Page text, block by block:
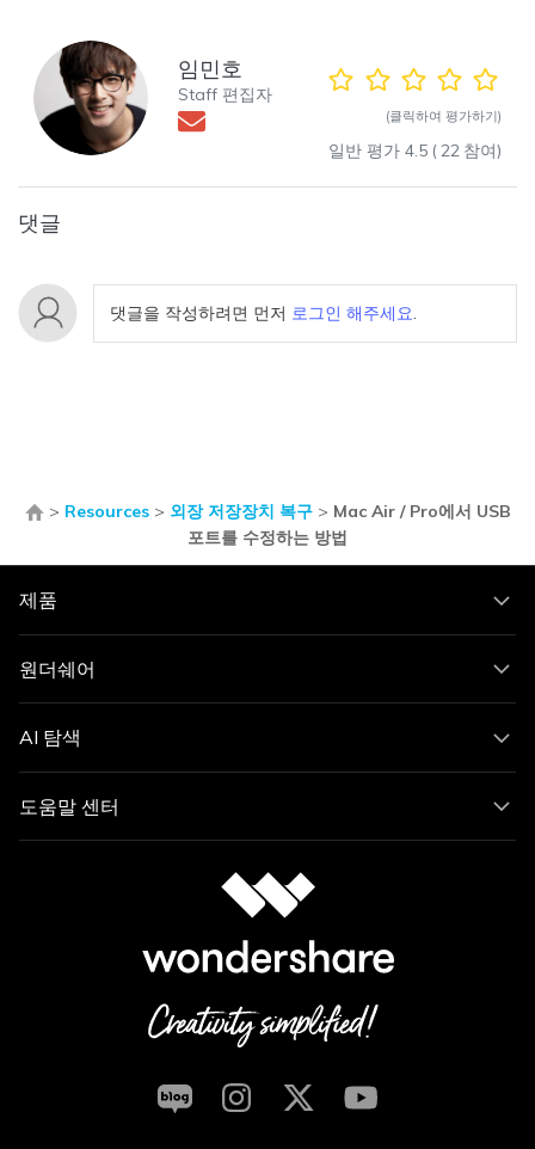
임민호
Staff 편집자
(클릭하여 평가하기)
일반 평가 4.5 (22 참여)
댓글
댓글을 작성하려면 먼저 로그인 해주세요.
> Resources> 외장 저장장치 복구> Mac Air / Pro에서 USB
포트를 수정하는 방법
제품
원더쉐어
AI 탐색
도움말 센터